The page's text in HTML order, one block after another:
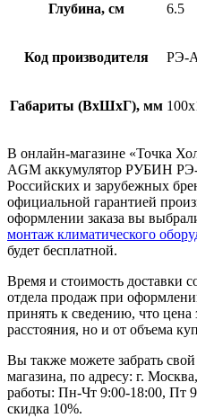
Глубина, см 6.5
Код производителя РЭ-
Габариты (ВхШхГ), мм
В онлайн-магазине «Точка
AGM аккумулятор РУБИН
Российских и зарубежных
официальной гарантией
оформлении заказа вы
монтаж климатического
будет бесплатной.
Время и стоимость доставки
отдела продаж при
принять к сведению, что цена
расстояния, но и от объема
Вы также можете забрать свой
магазина, по адресу: г.
работы: Пн-Чт 9:00-18:00, Пт
скидка 10%.